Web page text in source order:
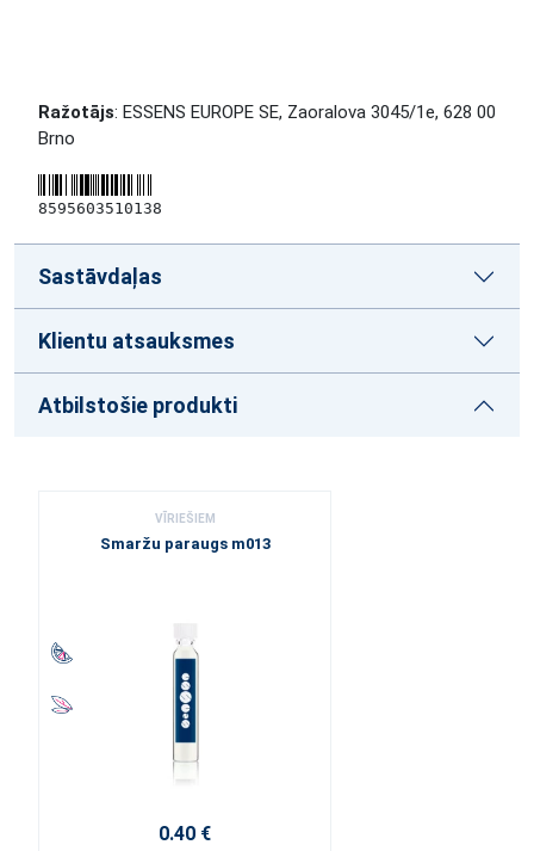
Ražotājs: ESSENS EUROPE SE, Zaoralova 3045/1e, 628 00
Brno
8595603510138
Sastāvdaļas
Klientu atsauksmes
Atbilstošie produkti
VĪRIEŠIEM
Smaržu paraugs m013
0.40 €